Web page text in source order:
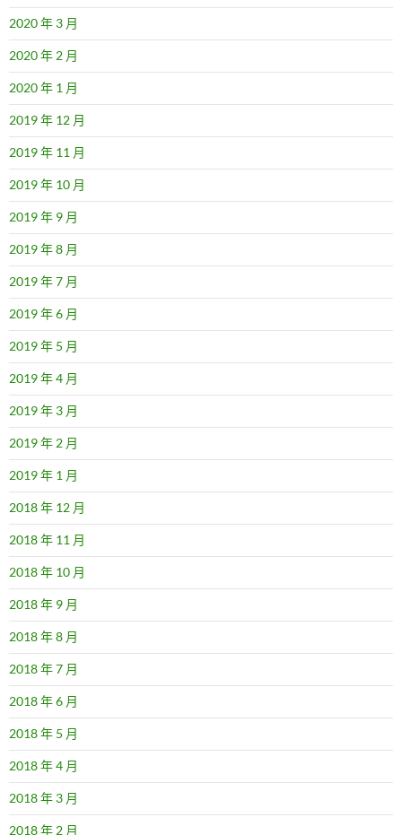
2020 年 3 月
2020 年 2 月
2020 年 1 月
2019 年 12 月
2019 年 11 月
2019 年 10 月
2019 年 9 月
2019 年 8 月
2019 年 7 月
2019 年 6 月
2019 年 5 月
2019 年 4 月
2019 年 3 月
2019 年 2 月
2019 年 1 月
2018 年 12 月
2018 年 11 月
2018 年 10 月
2018 年 9 月
2018 年 8 月
2018 年 7 月
2018 年 6 月
2018 年 5 月
2018 年 4 月
2018 年 3 月
2018 年 2 月